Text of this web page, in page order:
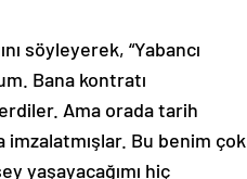
söyleyerek, “Yabancı
Bana kontratı
Ama orada tarih
Bu benim çok
yaşayacağımı hiç